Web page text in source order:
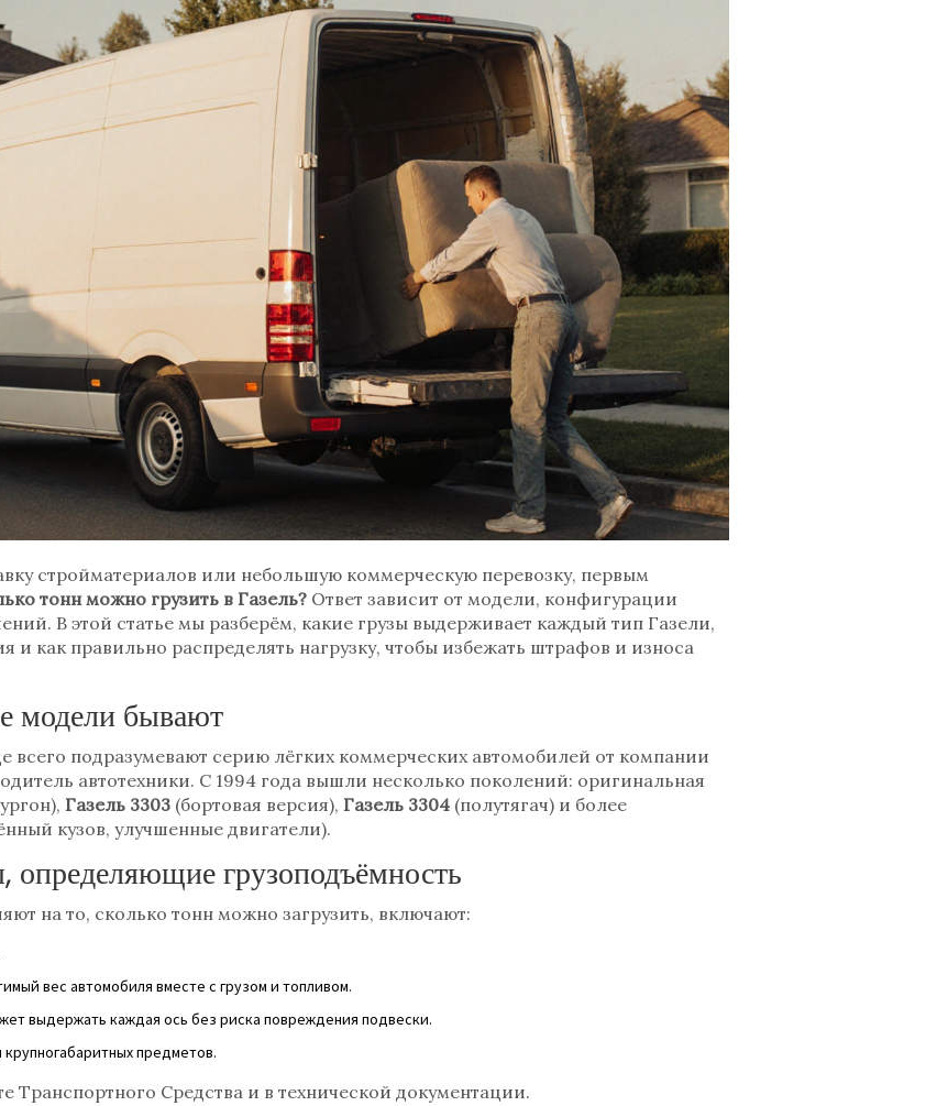
стройматериалов или небольшую коммерческую перевозку, первым
тонн можно грузить в Газель?Ответ зависит от модели, конфигурации
В этой статье мы разберём, какие грузы выдерживает каждый тип Газели,
и как правильно распределять нагрузку, чтобы избежать штрафов и износа
модели бывают
всего подразумевают серию лёгких коммерческих автомобилей от компании
автотехники. С 1994 года вышли несколько поколений: оригинальная
Газель 3303(бортовая версия), Газель 3304(полутягач) и более
кузов, улучшенные двигатели).
определяющие грузоподъёмность
на то, сколько тонн можно загрузить, включают:
вес автомобиля вместе с грузом и топливом.
выдержать каждая ось без риска повреждения подвески.
предметов.
Транспортного Средства и в технической документации.